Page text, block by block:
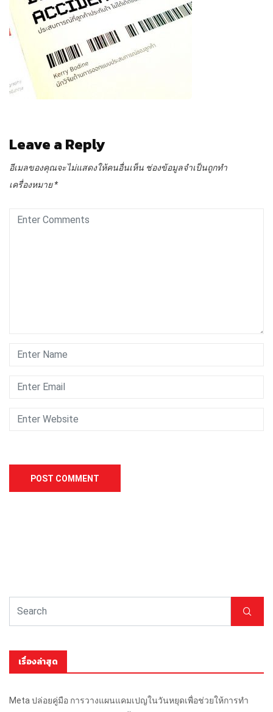
Leave a Reply
อีเมลของคุณจะไม่แสดงให้คนอื่นเห็น ช่องข้อมูลจำเป็นถูกทำ
เครื่องหมาย*
เรื่องล่าสุด
Meta ปล่อยคู่มือ การวางแผนแคมเปญในวันหยุดเพื่อช่วยให้การทำ